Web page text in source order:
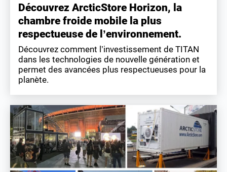
Découvrez ArcticStore Horizon, la
chambre froide mobile la plus
respectueuse de l’environnement.
Découvrez comment l’investissement de TITAN
dans les technologies de nouvelle génération et
permet des avancées plus respectueuses pour la
planète.